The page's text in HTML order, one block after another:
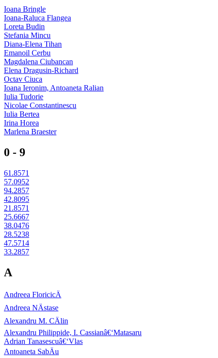
Ioana Bringle
Ioana-Raluca Flangea
Loreta Budin
Stefania Mincu
Diana-Elena Tihan
Emanoil Cerbu
Magdalena Ciubancan
Elena Dragusin-Richard
Octav Ciuca
Ioana Ieronim, Antoaneta Ralian
Iulia Tudorie
Nicolae Constantinescu
Iulia Bertea
Irina Horea
Marlena Braester
0 - 9
61.8571
57.0952
94.2857
42.8095
21.8571
25.6667
38.0476
28.5238
47.5714
33.2857
A
Andreea FloricicÄ
Andreea NÄstase
Alexandru M. CÄlin
Alexandru Philippide, I. Cassianâ€‘Matasaru
Adrian Tanasescuâ€‘Vlas
Antoaneta SabÄu